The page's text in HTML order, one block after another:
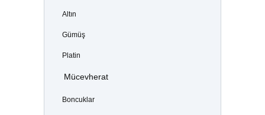
Altın
Gümüş
Platin
Mücevherat
Boncuklar